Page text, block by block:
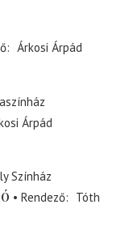
Árkosi Árpád
Árpád
Színház
Rendező
Tóth